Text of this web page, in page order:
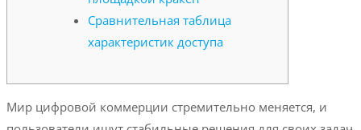
Сравнительная таблица
характеристик доступа
Мир цифровой коммерции стремительно меняется, и